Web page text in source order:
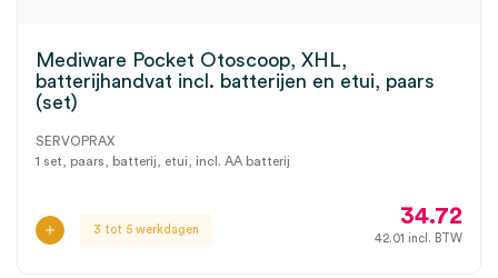
Mediware Pocket Otoscoop, XHL,
batterijhandvat incl. batterijen en etui, paars
(set)
SERVOPRAX
1 set, paars, batterij, etui, incl. AA batterij
3 tot 5 werkdagen
34.72
42.01 incl. BTW